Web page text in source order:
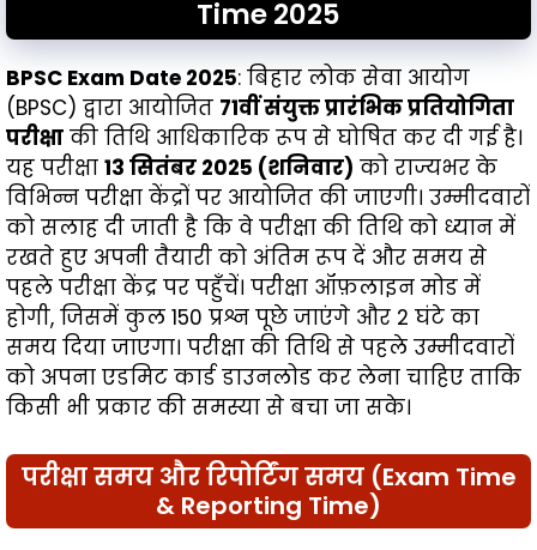
Time 2025
BPSC Exam Date 2025: बिहार लोक सेवा आयोग
(BPSC) द्वारा आयोजित 71वीं संयुक्त प्रारंभिक प्रतियोगिता
परीक्षा की तिथि आधिकारिक रूप से घोषित कर दी गई है।
यह परीक्षा 13 सितंबर 2025 (शनिवार) को राज्यभर के
विभिन्न परीक्षा केंद्रों पर आयोजित की जाएगी। उम्मीदवारों
को सलाह दी जाती है कि वे परीक्षा की तिथि को ध्यान में
रखते हुए अपनी तैयारी को अंतिम रूप दें और समय से
पहले परीक्षा केंद्र पर पहुँचें। परीक्षा ऑफ़लाइन मोड में
होगी, जिसमें कुल 150 प्रश्न पूछे जाएंगे और 2 घंटे का
समय दिया जाएगा। परीक्षा की तिथि से पहले उम्मीदवारों
को अपना एडमिट कार्ड डाउनलोड कर लेना चाहिए ताकि
किसी भी प्रकार की समस्या से बचा जा सके।
परीक्षा समय और रिपोर्टिंग समय (Exam Time
& Reporting Time)